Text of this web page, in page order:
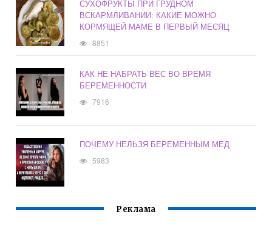
СУХОФРУКТЫ ПРИ ГРУДНОМ
ВСКАРМЛИВАНИИ: КАКИЕ МОЖНО
КОРМЯЩЕЙ МАМЕ В ПЕРВЫЙ МЕСЯЦ
8851
КАК НЕ НАБРАТЬ ВЕС ВО ВРЕМЯ
БЕРЕМЕННОСТИ
7916
ПОЧЕМУ НЕЛЬЗЯ БЕРЕМЕННЫМ МЕД
5983
Реклама